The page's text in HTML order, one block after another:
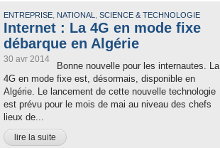
ENTREPRISE, NATIONAL , SCIENCE & TECHNOLOGIE
Internet : La 4G en mode fixe
débarque en Algérie
30 avr 2014
Bonne nouvelle pour les internautes. La
4G en mode fixe est, désormais, disponible en
Algérie. Le lancement de cette nouvelle technologie
est prévu pour le mois de mai au niveau des chefs
lieux de...
lire la suite